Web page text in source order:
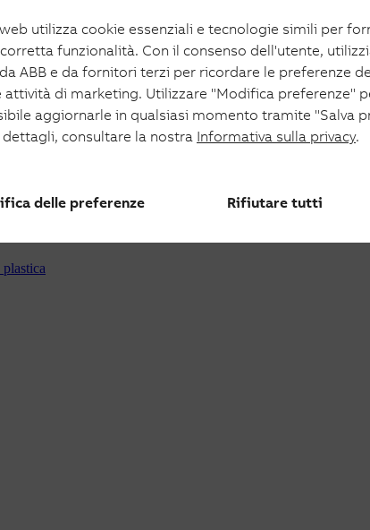
utilizza cookie essenziali e tecnologie simili per
funzionalità. Con il consenso dell'utente,
ABB e da fornitori terzi per ricordare le preferenze
attività di marketing. Utilizzare "Modifica preferenze"
aggiornarle in qualsiasi momento tramite "Salva
consultare la nostra Informativa sulla privacy.
delle preferenze Rifiutare tutti
per fotovoltaico
per fotovoltaico